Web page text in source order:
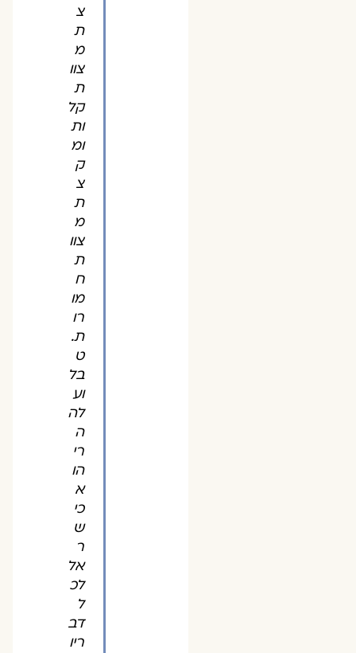
צ
ת
מ
צוו
ת
קל
ות
ומ
ק
צ
ת
מ
צוו
ת
ח
מו
רו
ת.
ט
בל
וע
לה
ה
רי
הו
א
כי
ש
ר
אל
לכ
ל
דב
ריו